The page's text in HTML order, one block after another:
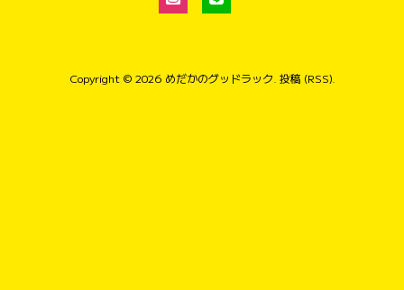
Copyright © 2026 めだかのグッドラック 投稿 (RSS).